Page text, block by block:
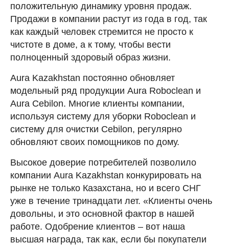
положительную динамику уровня продаж.
Продажи в компании растут из года в год, так
как каждый человек стремится не просто к
чистоте в доме, а к тому, чтобы вести
полноценный здоровый образ жизни.
Aura Kazakhstan постоянно обновляет
модельный ряд продукции Aura Roboclean и
Aura Cebilon. Многие клиенты компании,
используя систему для уборки Roboclean и
систему для очистки Cebilon, регулярно
обновляют своих помощников по дому.
Высокое доверие потребителей позволило
компании Aura Kazakhstan конкурировать на
рынке не только Казахстана, но и всего СНГ
уже в течение тринадцати лет. «Клиенты очень
довольны, и это основной фактор в нашей
работе. Одобрение клиентов – вот наша
высшая награда, так как, если бы покупатели